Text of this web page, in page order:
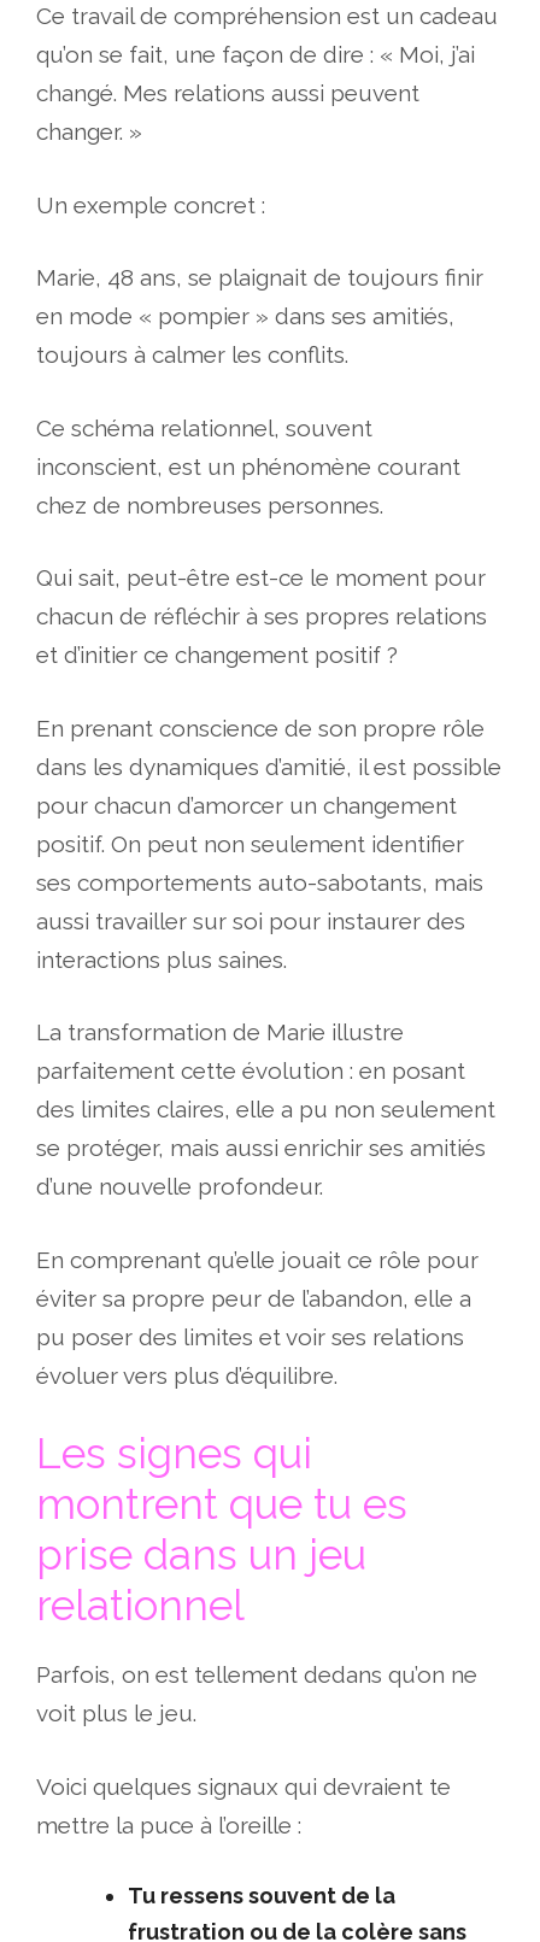
Ce travail de compréhension est un cadeau
qu’on se fait, une façon de dire : « Moi, j’ai
changé. Mes relations aussi peuvent
changer. »
Un exemple concret :
Marie, 48 ans, se plaignait de toujours finir
en mode « pompier » dans ses amitiés,
toujours à calmer les conflits.
Ce schéma relationnel, souvent
inconscient, est un phénomène courant
chez de nombreuses personnes.
Qui sait, peut-être est-ce le moment pour
chacun de réfléchir à ses propres relations
et d’initier ce changement positif ?
En prenant conscience de son propre rôle
dans les dynamiques d’amitié, il est possible
pour chacun d’amorcer un changement
positif. On peut non seulement identifier
ses comportements auto-sabotants, mais
aussi travailler sur soi pour instaurer des
interactions plus saines.
La transformation de Marie illustre
parfaitement cette évolution : en posant
des limites claires, elle a pu non seulement
se protéger, mais aussi enrichir ses amitiés
d’une nouvelle profondeur.
En comprenant qu’elle jouait ce rôle pour
éviter sa propre peur de l’abandon, elle a
pu poser des limites et voir ses relations
évoluer vers plus d’équilibre.
Les signes qui
montrent que tu es
prise dans un jeu
relationnel
Parfois, on est tellement dedans qu’on ne
voit plus le jeu.
Voici quelques signaux qui devraient te
mettre la puce à l’oreille :
Tu ressens souvent de la
frustration ou de la colère sans